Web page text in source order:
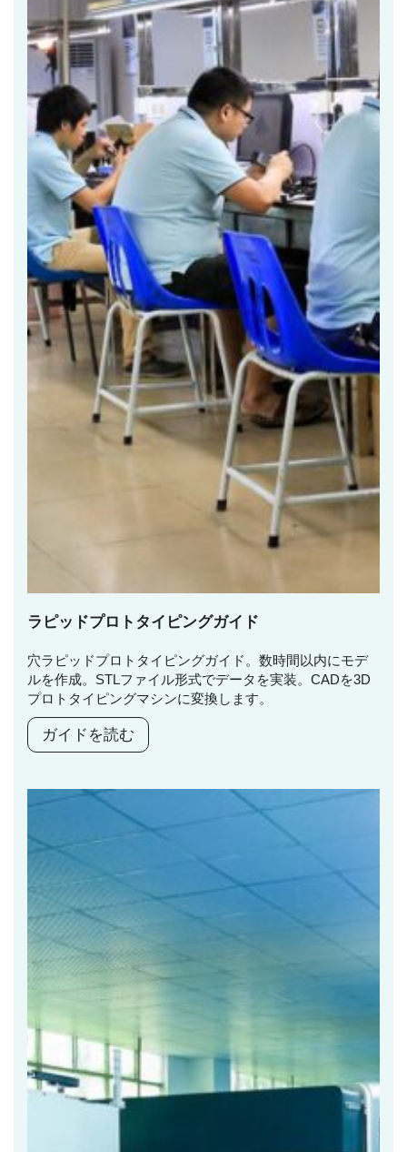
ラピッドプロトタイピングガイド
穴ラピッドプロトタイピングガイド。数時間以内にモデ
ルを作成。STLファイル形式でデータを実装。CADを3D
プロトタイピングマシンに変換します。
ガイドを読む